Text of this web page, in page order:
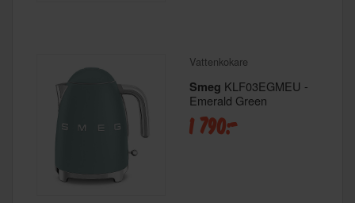
Vattenkokare
Smeg KLF03EGMEU -
Emerald Green
1 790:-